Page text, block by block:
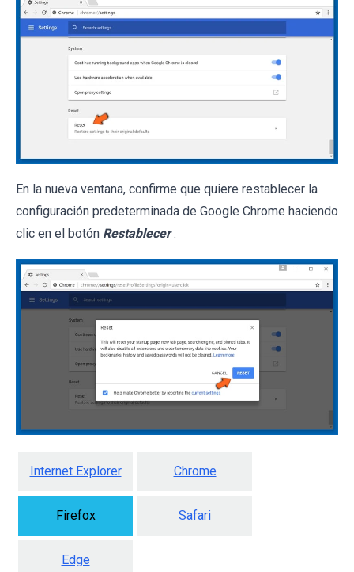
En la nueva ventana, confirme que quiere restablecer la
configuración predeterminada de Google Chrome haciendo
clic en el botón Restablecer .
Internet Explorer Chrome
Firefox Safari
Edge